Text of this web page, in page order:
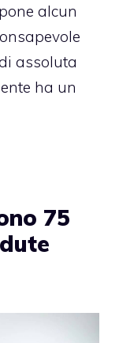
alcun
assoluta
ha un
75